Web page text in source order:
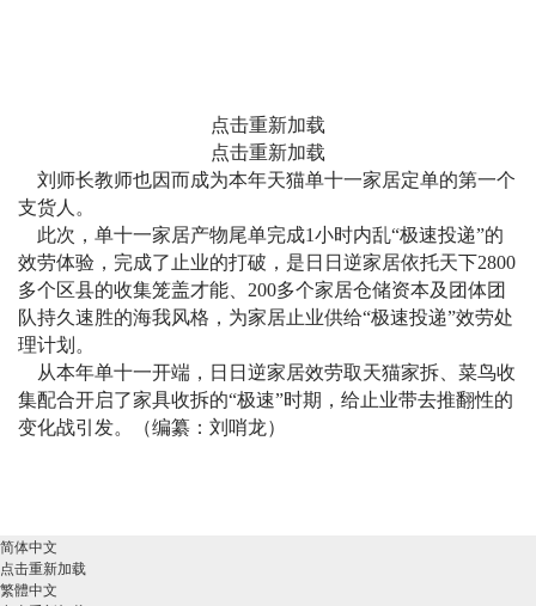
点击重新加载
点击重新加载
刘师长教师也因而成为本年天猫单十一家居定单的第一个
支货人。
此次，单十一家居产物尾单完成1小时内乱“极速投递”的
效劳体验，完成了止业的打破，是日日逆家居依托天下2800
多个区县的收集笼盖才能、200多个家居仓储资本及团体团
队持久速胜的海我风格，为家居止业供给“极速投递”效劳处
理计划。
从本年单十一开端，日日逆家居效劳取天猫家拆、菜鸟收
集配合开启了家具收拆的“极速”时期，给止业带去推翻性的
变化战引发。
（编纂：刘哨龙）
简体中文
点击重新加载
繁體中文